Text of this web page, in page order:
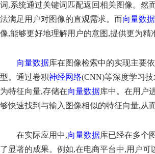
词,系统通过关键词匹配返回相关图像。然
法满足用户对图像的直观需求。而向量数据
像,能够更好地理解用户的意图,提供更为精
向量数据库在图像检索中的实现主要
型。通过卷积神经网络(CNN)等深度学习
为特征向量,存储在向量数据库中。在用户
够快速找到与输入图像相似的特征向量,从
在实际应用中,向量数据库已经在多个
了显著的成果。例如,在电商平台中,用户可